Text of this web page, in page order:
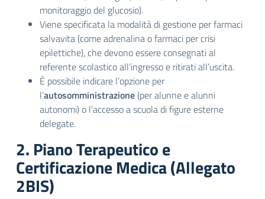
monitoraggio del glucosio).
Viene specificata la modalità di gestione per farmaci
salvavita (come adrenalina o farmaci per crisi
epilettiche), che devono essere consegnati al
referente scolastico all’ingresso e ritirati all’uscita.
È possibile indicare l’opzione per
l’autosomministrazione (per alunne e alunni
autonomi) o l’accesso a scuola di figure esterne
delegate.
2. Piano Terapeutico e
Certificazione Medica (Allegato
2BIS)